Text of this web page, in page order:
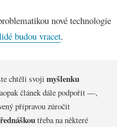
nové technologie
budou vracet.
chtěli svoji myšlenku
článek dále podpořit —,
přípravou zúročit
třeba na některé